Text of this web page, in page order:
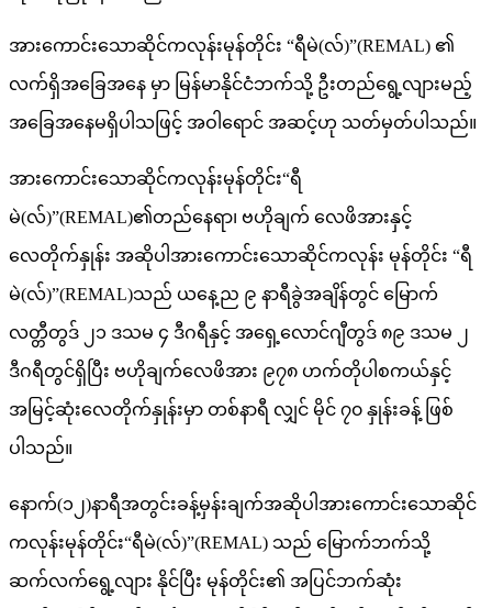
အားကောင်းသောဆိုင်ကလုန်းမုန်တိုင်း “ရီမဲ(လ်)”(REMAL) ၏
လက်ရှိအခြေအနေ မှာ မြန်မာနိုင်ငံဘက်သို့ ဦးတည်ရွေ့လျားမည့်
အခြေအနေမရှိပါသဖြင့် အဝါရောင် အဆင့်ဟု သတ်မှတ်ပါသည်။
အားကောင်းသောဆိုင်ကလုန်းမုန်တိုင်း“ရီ
မဲ(လ်)”(REMAL)၏တည်နေရာ၊ ဗဟိုချက် လေဖိအားနှင့်
လေတိုက်နှုန်း အဆိုပါအားကောင်းသောဆိုင်ကလုန်း မုန်တိုင်း “ရီ
မဲ(လ်)”(REMAL)သည် ယနေ့ည ၉ နာရီခွဲအချိန်တွင် မြောက်
လတ္တီတွဒ် ၂၁ ဒသမ ၄ ဒီဂရီနှင့် အရှေ့လောင်ဂျီတွဒ် ၈၉ ဒသမ ၂
ဒီဂရီတွင်ရှိပြီး ဗဟိုချက်လေဖိအား ၉၇၈ ဟက်တိုပါစကယ်နှင့်
အမြင့်ဆုံးလေတိုက်နှုန်းမှာ တစ်နာရီ လျှင် မိုင် ၇၀ နှုန်းခန့် ဖြစ်
ပါသည်။
နောက်(၁၂)နာရီအတွင်းခန့်မှန်းချက်အဆိုပါအားကောင်းသောဆိုင်
ကလုန်းမုန်တိုင်း“ရီမဲ(လ်)”(REMAL) သည် မြောက်ဘက်သို့
ဆက်လက်ရွေ့လျား နိုင်ပြီး မုန်တိုင်း၏ အပြင်ဘက်ဆုံး